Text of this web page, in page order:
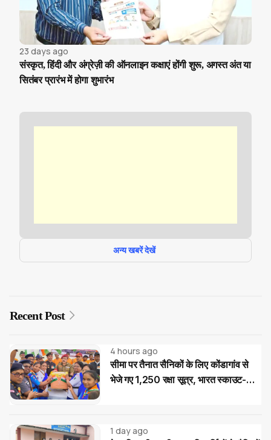
23 days ago
संस्कृत, हिंदी और अंग्रेज़ी की ऑनलाइन कक्षाएं होंगी शुरू, अगस्त अंत या
सितंबर प्रारंभ में होगा शुभारंभ
अन्य खबरें देखें
Recent Post
4 hours ago
सीमा पर तैनात सैनिकों के लिए कोंडागांव से
भेजे गए 1,250 रक्षा सूत्र, भारत स्काउट-
1 day ago